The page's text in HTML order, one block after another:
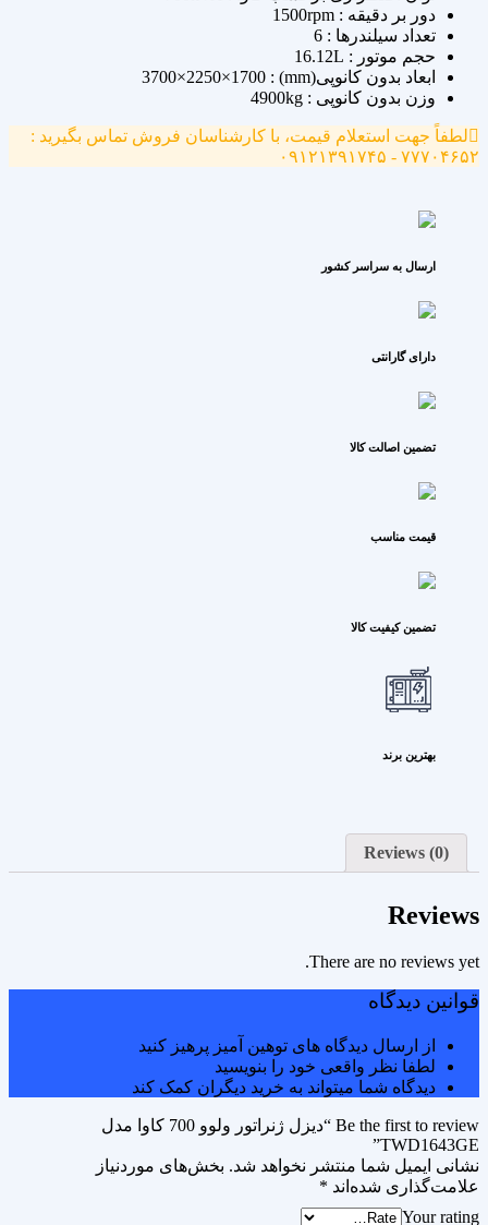
دور بر دقیقه : 1500rpm
تعداد سیلندرها : 6
حجم موتور : 16.12L
ابعاد بدون کانوپی(mm) : 3700×2250×1700
وزن بدون کانوپی : 4900kg
لطفاً جهت استعلام قیمت، با کارشناسان فروش تماس بگیرید :
۷۷۷۰۴۶۵۲ - ۰۹۱۲۱۳۹۱۷۴۵
ارسال به سراسر کشور
دارای گارانتی
تضمین اصالت کالا
قیمت مناسب
تضمین کیفیت کالا
بهترین برند
Reviews (0)
Reviews
There are no reviews yet.
قوانین دیدگاه
از ارسال دیدگاه های توهین آمیز پرهیز کنید
لطفا نظر واقعی خود را بنویسید
دیدگاه شما میتواند به خرید دیگران کمک کند
Be the first to review “دیزل ژنراتور ولوو 700 کاوا مدل
TWD1643GE”
نشانی ایمیل شما منتشر نخواهد شد. بخش‌های موردنیاز
علامت‌گذاری شده‌اند *
Your rating